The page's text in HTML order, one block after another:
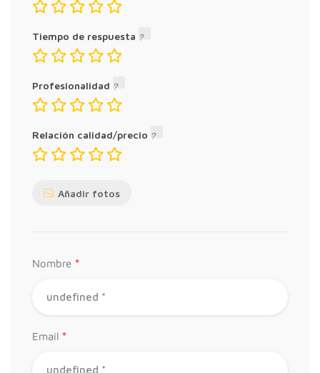
Tiempo de respuesta
Profesionalidad
Relación calidad/precio
Añadir fotos
Nombre *
Email *